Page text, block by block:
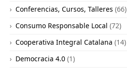
Conferencias, Cursos, Talleres (66)
Consumo Responsable Local (72)
Cooperativa Integral Catalana (14)
Democracia 4.0 (1)